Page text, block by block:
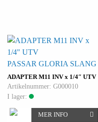
ADAPTER M11 INV x 1/4″ UTV
PASSAR GLORIA SLANG
Artikelnummer: G000010
I lager:
MER INFO